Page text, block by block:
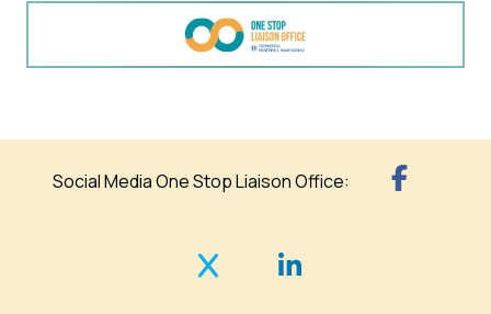
Social Media One Stop Liaison Office: